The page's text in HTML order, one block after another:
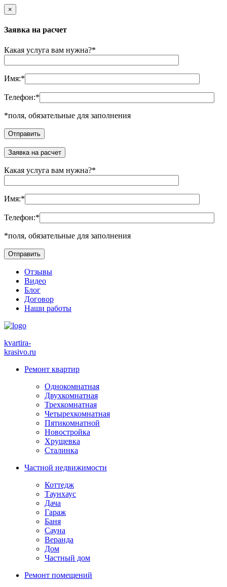
×
Заявка на расчет
Какая услуга вам нужна?*
Имя:*
Телефон:*
*поля, обязательные для заполнения
Заявка на расчет
Какая услуга вам нужна?*
Имя:*
Телефон:*
*поля, обязательные для заполнения
Отзывы
Видео
Блог
Договор
Наши работы
kvartira-
krasivo.ru
Ремонт квартир
Однокомнатная
Двухкомнатная
Трехкомнатная
Четырехкомнатная
Пятикомнатной
Новостройка
Хрущевка
Сталинка
Частной недвижимости
Коттедж
Таунхаус
Дача
Гараж
Баня
Сауна
Веранда
Дом
Частный дом
Ремонт помещений